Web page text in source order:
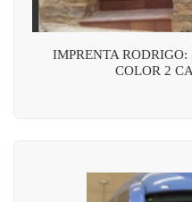
IMPRENTA
COLOR 2